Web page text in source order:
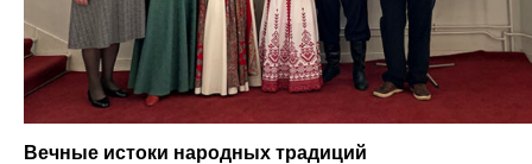
Вечные истоки народных традиций